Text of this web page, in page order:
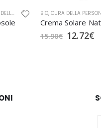
,SOLARI
,CURA DELLA PERSONA
BIO, CURA DELLA
15.90€ 12.72€